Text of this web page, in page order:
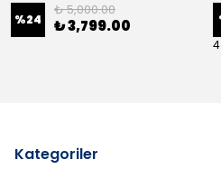
%24
₺ 5,000.00
₺ 3,799.00
4
Kategoriler